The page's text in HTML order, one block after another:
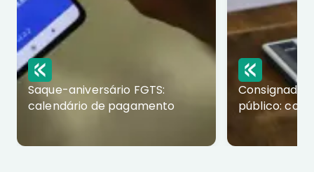
Saque-aniversário FGTS:
calendário de pagamento
Consignado
público: